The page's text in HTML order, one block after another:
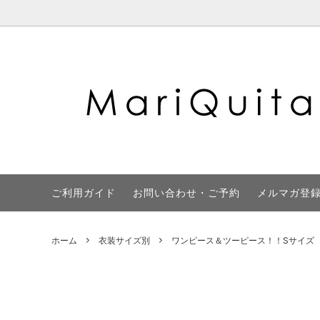
フラメンコシューズ 衣装
☆50% OFF SALE!!☆ 選べ
FAX注文書 地図
ご利用ガイド お問い合わせ・ご予約 メルマガ登
ホーム 衣装サイズ別 ワンピース＆ツーピース！！Sサイズ